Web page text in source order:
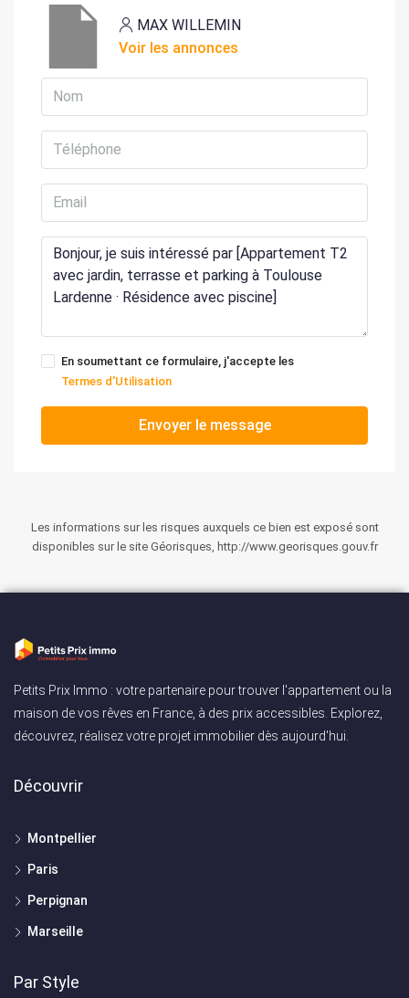
MAX WILLEMIN
Voir les annonces
En soumettant ce formulaire, j'accepte les
Termes d'Utilisation
Envoyer le message
Les informations sur les risques auxquels ce bien est exposé sont
disponibles sur le site Géorisques, http://www.georisques.gouv.fr
Petits Prix Immo : votre partenaire pour trouver l'appartement ou la
maison de vos rêves en France, à des prix accessibles. Explorez,
découvrez, réalisez votre projet immobilier dès aujourd'hui.
Découvrir
Montpellier
Paris
Perpignan
Marseille
Par Style